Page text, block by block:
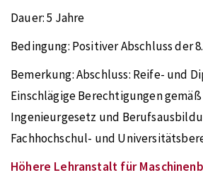
Dauer:5 Jahre
Bedingung: Positiver Abschluss der
Bemerkung:Abschluss: Reife- und
Einschlägige Berechtigungen
Ingenieurgesetz und
Fachhochschul- und
Höhere Lehranstalt für